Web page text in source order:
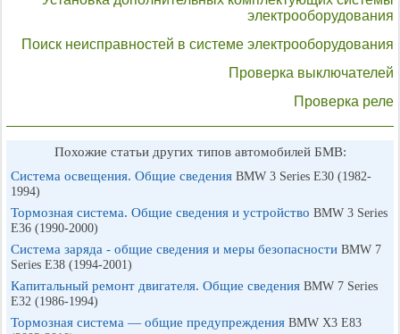
электрооборудования
Поиск неисправностей в системе электрооборудования
Проверка выключателей
Проверка реле
Похожие статьи других типов автомобилей БМВ:
Система освещения. Общие сведения BMW 3 Series E30 (1982-
1994)
Тормозная система. Общие сведения и устройство BMW 3 Series
E36 (1990-2000)
Система заряда - общие сведения и меры безопасности BMW 7
Series E38 (1994-2001)
Капитальный ремонт двигателя. Общие сведения BMW 7 Series
E32 (1986-1994)
Тормозная система — общие предупреждения BMW X3 E83